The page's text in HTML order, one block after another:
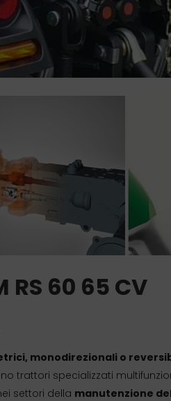
RS 60 65 CV
monodirezionali o
trattori specializzati
settori della manutenzione